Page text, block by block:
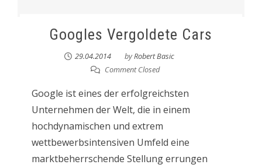
Googles Vergoldete Cars
29.04.2014 byRobert Basic
Comment Closed
Google ist eines der erfolgreichsten
Unternehmen der Welt, die in einem
hochdynamischen und extrem
wettbewerbsintensiven Umfeld eine
marktbeherrschende Stellung errungen